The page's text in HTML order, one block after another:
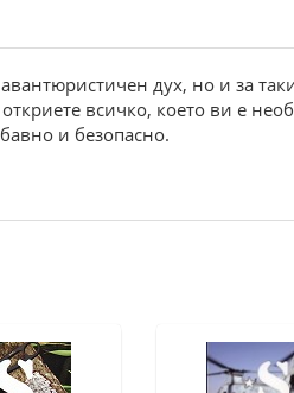
дух, но и за
всичко, което ви е
и безопасно.